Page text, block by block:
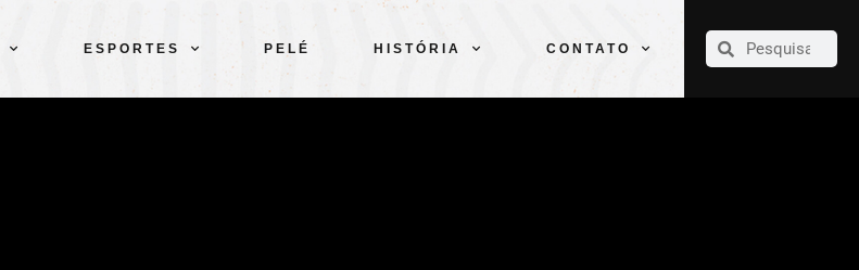
ESPORTES PELÉ HISTÓRIA CONTATO
CLUBE